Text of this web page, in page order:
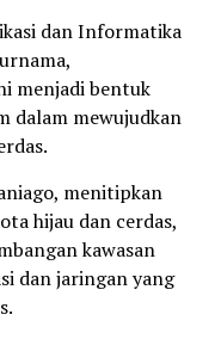
dan Informatika
menjadi bentuk
dalam mewujudkan
menitipkan
hijau dan cerdas,
kawasan
dan jaringan yang